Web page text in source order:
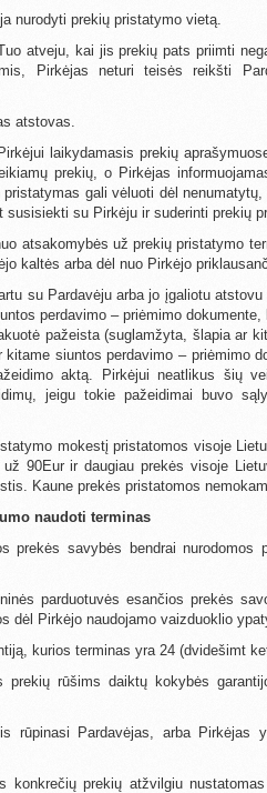
nurodyti prekių pristatymo vietą.
atveju, kai jis prekių pats priimti
Pirkėjas neturi teisės reikšti
atstovas.
laikydamasis prekių
prekių, o Pirkėjas
gali vėluoti dėl
susisiekti su Pirkėju ir suderinti prekių
atsakomybės už prekių pristatymo
kaltės arba dėl nuo Pirkėjo
su Pardavėju arba jo įgaliotu
perdavimo – priėmimo
pažeista (suglamžyta, šlapia ar
siuntos perdavimo – priėmimo
aktą. Pirkėjui neatlikus šių
jeigu tokie pažeidimai buvo
mokestį pristatomos visoje
90Eur ir daugiau prekės visoje
Kaune prekės pristatomos
naudoti terminas
prekės savybės bendrai
parduotuvės esančios prekės
dėl Pirkėjo naudojamo vaizduoklio
kurios terminas yra 24 (dvidešimt
rūšims daiktų kokybės
rūpinasi Pardavėjas, arba Pirkėjas
prekių atžvilgiu